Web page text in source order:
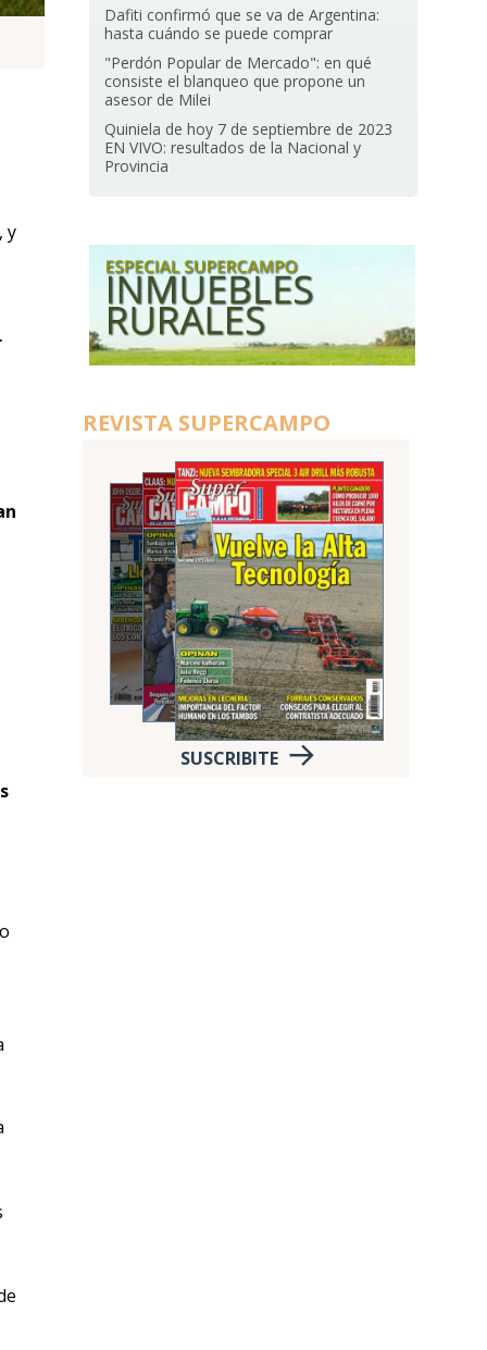
y
Dafiti confirmó que se va de Argentina:
hasta cuándo se puede comprar
"Perdón Popular de Mercado": en qué
consiste el blanqueo que propone un
asesor de Milei
Quiniela de hoy 7 de septiembre de 2023
EN VIVO: resultados de la Nacional y
Provincia
REVISTA SUPERCAMPO
SUSCRIBITE